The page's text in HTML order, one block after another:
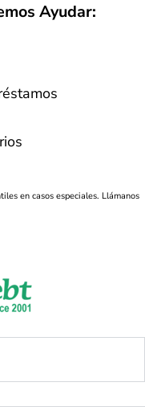
Ayudar:
en casos especiales. Llámanos